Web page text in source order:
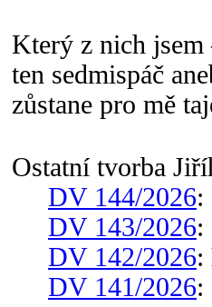
Který z nich
ten sedmispáč
zůstane pro mě
Ostatní tvorba
DV 144/2026:
DV 143/2026:
DV 142/2026:
DV 141/2026: